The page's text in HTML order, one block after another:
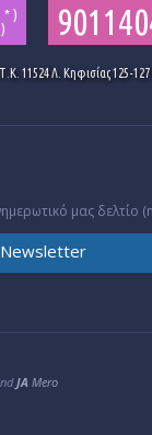
* )
11524 Λ. Κηφισίας 125-
μας δελτίο
JA Mero